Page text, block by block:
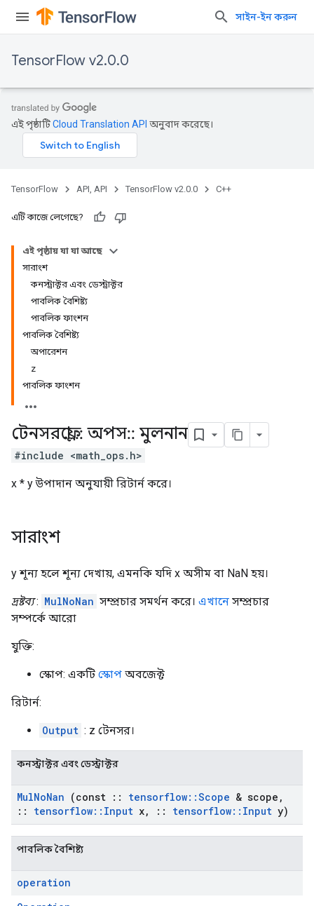
সাইন-ইন করুন
TensorFlow v2.0.0
এই পৃষ্ঠাটিCloud Translation API অনুবাদ করেছে।
TensorFlow API, API TensorFlow v2.0.0 C++
এটি কাজে লেগেছে?
এই পৃষ্ঠায় যা যা আছে
সারাংশ
কনস্ট্রাক্টর এবং ডেস্ট্রাক্টর
পাবলিক বৈশিষ্ট্য
পাবলিক ফাংশন
পাবলিক বৈশিষ্ট্য
অপারেশন
z
পাবলিক ফাংশন
টেনসরফ্লো:: অপস:: মুলনান
#include <math_ops.h>
x * y উপাদান অনুযায়ী রিটার্ন করে।
সারাংশ
y শূন্য হলে শূন্য দেখায়, এমনকি যদি x অসীম বা NaN হয়।
দ্রষ্টব্য: MulNoNan সম্প্রচার সমর্থন করে। এখানে সম্প্রচার
সম্পর্কে আরো
যুক্তি:
স্কোপ: একটি স্কোপ অবজেক্ট
রিটার্ন:
Output : z টেনসর।
কনস্ট্রাক্টর এবং ডেস্ট্রাক্টর
MulNoNan (const :: tensorflow::Scope & scope ,
::
tensorflow:: Input x, :: tensorflow:: Input y)
পাবলিক বৈশিষ্ট্য
operation